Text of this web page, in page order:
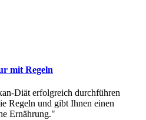
mit Regeln
Diät erfolgreich durchführen
Regeln und gibt Ihnen einen
Ernährung."